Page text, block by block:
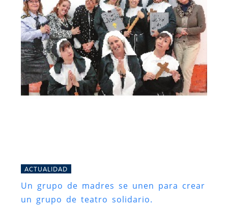
ACTUALIDAD
Un grupo de madres se unen para crear
un grupo de teatro solidario.